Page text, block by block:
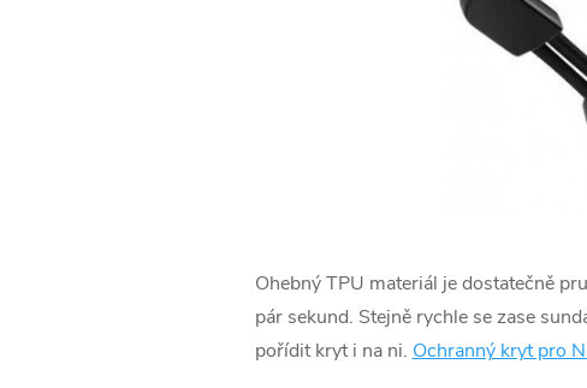
Ohebný TPU materiál je dostatečně
pár sekund. Stejně rychle se zase
pořídit kryt i na ni.Ochranný kryt pro